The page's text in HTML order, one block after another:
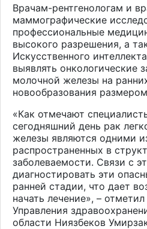
Врачам-рентгенологам и
маммографические
профессиональные
высокого разрешения, а
Искусственного
выявлять онкологические
молочной железы на
новообразования
«Как отмечают
сегодняшний день рак
железы являются одними
распространенных в
заболеваемости. Связи с
диагностировать эти
ранней стадии, что дает
начать лечение», –
Управления
области Ниязбеков